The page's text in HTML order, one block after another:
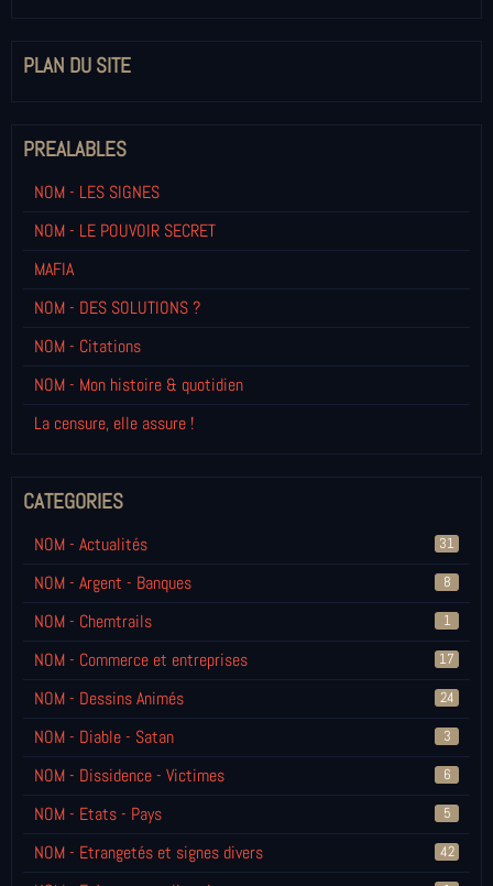
PLAN DU SITE
PREALABLES
NOM - LES SIGNES
NOM - LE POUVOIR SECRET
MAFIA
NOM - DES SOLUTIONS ?
NOM - Citations
NOM - Mon histoire & quotidien
La censure, elle assure !
CATEGORIES
NOM - Actualités 31
NOM - Argent - Banques 8
NOM - Chemtrails 1
NOM - Commerce et entreprises 17
NOM - Dessins Animés 24
NOM - Diable - Satan 3
NOM - Dissidence - Victimes 6
NOM - Etats - Pays 5
NOM - Etrangetés et signes divers 42